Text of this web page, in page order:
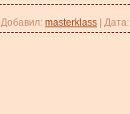
Добавил: masterklass Дата: